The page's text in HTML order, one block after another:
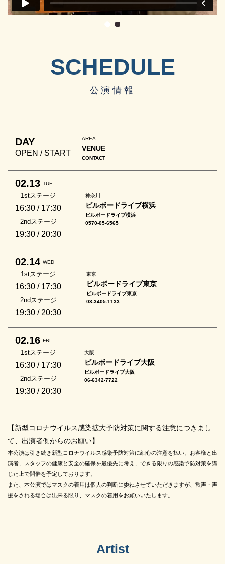
SCHEDULE
公演情報
DAY
OPEN / START
AREA
VENUE
CONTACT
02.13 TUE
1stステージ
16:30 / 17:30
2ndステージ
19:30 / 20:30
神奈川
ビルボードライブ横浜
ビルボードライブ横浜
0570-05-6565
02.14 WED
1stステージ
16:30 / 17:30
2ndステージ
19:30 / 20:30
東京
ビルボードライブ東京
ビルボードライブ東京
03-3405-1133
02.16 FRI
1stステージ
16:30 / 17:30
2ndステージ
19:30 / 20:30
大阪
ビルボードライブ大阪
ビルボードライブ大阪
06-6342-7722
【新型コロナウイルス感染拡大予防対策に関する注意につきまし
て、出演者側からのお願い】
本公演は引き続き新型コロナウイルス感染予防対策に細心の注意を払い、お客様と出
演者、スタッフの健康と安全の確保を最優先に考え、できる限りの感染予防対策を講
じた上で開催を予定しております。
また、本公演ではマスクの着用は個人の判断に委ねさせていただきますが、歓声・声
援をされる場合は出来る限り、マスクの着用をお願いいたします。
Artist